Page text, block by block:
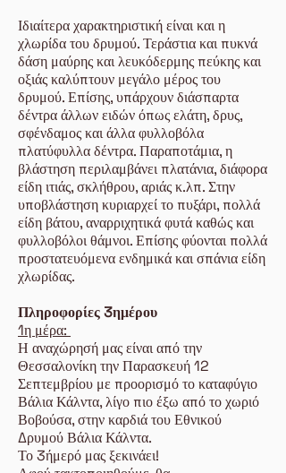
Ιδιαίτερα χαρακτηριστική είναι και η
χλωρίδα του δρυμού. Τεράστια και πυκνά
δάση μαύρης και λευκόδερμης πεύκης και
οξιάς καλύπτουν μεγάλο μέρος του
δρυμού. Επίσης, υπάρχουν διάσπαρτα
δέντρα άλλων ειδών όπως ελάτη, δρυς,
σφένδαμος και άλλα φυλλοβόλα
πλατύφυλλα δέντρα. Παραποτάμια, η
βλάστηση περιλαμβάνει πλατάνια, διάφορα
είδη ιτιάς, σκλήθρου, αριάς κ.λπ. Στην
υποβλάστηση κυριαρχεί το πυξάρι, πολλά
είδη βάτου, αναρριχητικά φυτά καθώς και
φυλλοβόλοι θάμνοι. Επίσης φύονται πολλά
προστατευόμενα ενδημικά και σπάνια είδη
χλωρίδας.
Πληροφορίες 3ημέρου
1η μέρα:
Η αναχώρησή μας είναι από την
Θεσσαλονίκη την Παρασκευή 12
Σεπτεμβρίου με προορισμό το καταφύγιο
Βάλια Κάλντα, λίγο πιο έξω από το χωριό
Βοβούσα, στην καρδιά του Εθνικού
Δρυμού Βάλια Κάλντα.
Το 3ήμερό μας ξεκινάει!